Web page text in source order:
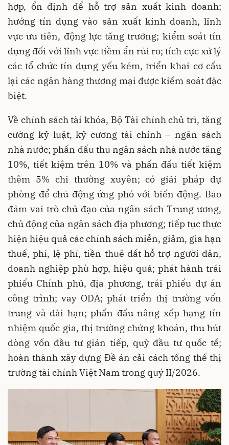
hợp, ổn định để hỗ trợ sản xuất kinh doanh;
hướng tín dụng vào sản xuất kinh doanh, lĩnh
vực ưu tiên, động lực tăng trưởng; kiểm soát tín
dụng đối với lĩnh vực tiềm ẩn rủi ro; tích cực xử lý
các tổ chức tín dụng yếu kém, triển khai cơ cấu
lại các ngân hàng thương mại được kiểm soát đặc
biệt.
Về chính sách tài khóa, Bộ Tài chính chủ trì, tăng
cường kỷ luật, kỷ cương tài chính – ngân sách
nhà nước; phấn đấu thu ngân sách nhà nước tăng
10%, tiết kiệm trên 10% và phấn đấu tiết kiệm
thêm 5% chi thường xuyên; có giải pháp dự
phòng để chủ động ứng phó với biến động. Bảo
đảm vai trò chủ đạo của ngân sách Trung ương,
chủ động của ngân sách địa phương; tiếp tục thực
hiện hiệu quả các chính sách miễn, giảm, gia hạn
thuế, phí, lệ phí, tiền thuê đất hỗ trợ người dân,
doanh nghiệp phù hợp, hiệu quả; phát hành trái
phiếu Chính phủ, địa phương, trái phiếu dự án
công trình; vay ODA; phát triển thị trường vốn
trung và dài hạn; phấn đấu nâng xếp hạng tín
nhiệm quốc gia, thị trường chứng khoán, thu hút
dòng vốn đầu tư gián tiếp, quỹ đầu tư quốc tế;
hoàn thành xây dựng Đề án cải cách tổng thể thị
trường tài chính Việt Nam trong quý II/2026.